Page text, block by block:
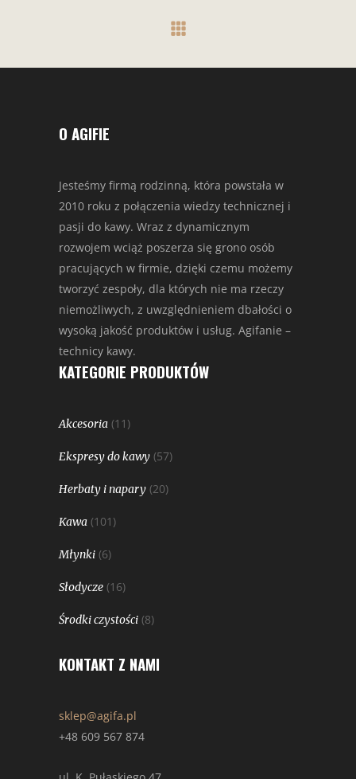
O AGIFIE
Jesteśmy firmą rodzinną, która powstała w
2010 roku z połączenia wiedzy technicznej i
pasji do kawy. Wraz z dynamicznym
rozwojem wciąż poszerza się grono osób
pracujących w firmie, dzięki czemu możemy
tworzyć zespoły, dla których nie ma rzeczy
niemożliwych, z uwzględnieniem dbałości o
wysoką jakość produktów i usług. Agifanie –
technicy kawy.
KATEGORIE PRODUKTÓW
Akcesoria (11)
Ekspresy do kawy (57)
Herbaty i napary (20)
Kawa (101)
Młynki (6)
Słodycze (16)
Środki czystości (8)
KONTAKT Z NAMI
sklep@agifa.pl
+48 609 567 874